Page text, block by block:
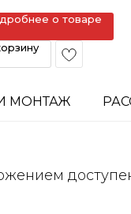
о товаре
МОНТАЖ